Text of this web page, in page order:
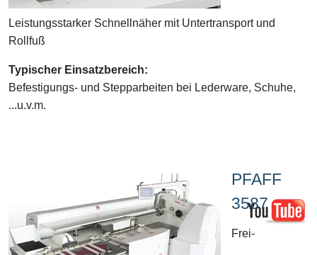
Leistungsstarker Schnellnäher mit Untertransport und
Rollfuß
Typischer Einsatzbereich:
Befestigungs- und Stepparbeiten bei Lederware, Schuhe,
...u.v.m.
PFAFF
3587
Frei-